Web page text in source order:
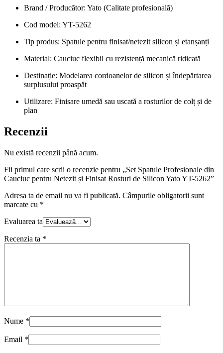
Brand / Producător: Yato (Calitate profesională)
Cod model: YT-5262
Tip produs: Spatule pentru finisat/netezit silicon și etanșanți
Material: Cauciuc flexibil cu rezistență mecanică ridicată
Destinație: Modelarea cordoanelor de silicon și îndepărtarea
surplusului proaspăt
Utilizare: Finisare umedă sau uscată a rosturilor de colț și de
plan
Recenzii
Nu există recenzii până acum.
Fii primul care scrii o recenzie pentru „Set Spatule Profesionale din
Cauciuc pentru Netezit și Finisat Rosturi de Silicon Yato YT-5262”
Adresa ta de email nu va fi publicată. Câmpurile obligatorii sunt
marcate cu *
Evaluarea ta
Recenzia ta *
Nume *
Email *